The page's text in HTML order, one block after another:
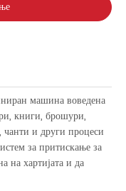
машина воведена
книги, брошури,
чанти и други процеси
за притискање за
на хартијата и да